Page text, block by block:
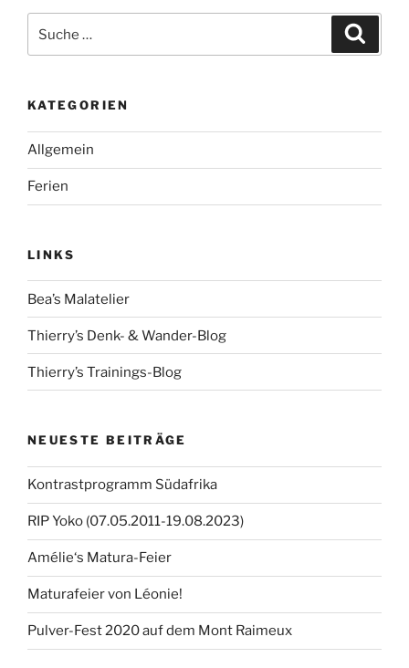
nach:
KATEGORIEN
Allgemein
Ferien
LINKS
Bea’s Malatelier
Thierry’s Denk- & Wander-Blog
Thierry’s Trainings-Blog
NEUESTE BEITRÄGE
Kontrastprogramm Südafrika
RIP Yoko (07.05.2011-19.08.2023)
Amélie‘s Matura-Feier
Maturafeier von Léonie!
Pulver-Fest 2020 auf dem Mont Raimeux